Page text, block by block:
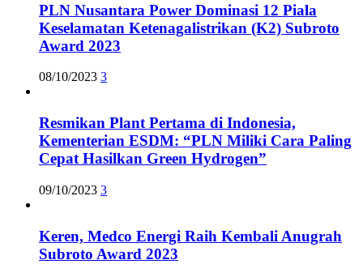
PLN Nusantara Power Dominasi 12 Piala
Keselamatan Ketenagalistrikan (K2) Subroto
Award 2023
08/10/2023 3
Resmikan Plant Pertama di Indonesia,
Kementerian ESDM: “PLN Miliki Cara Paling
Cepat Hasilkan Green Hydrogen”
09/10/2023 3
Keren, Medco Energi Raih Kembali Anugrah
Subroto Award 2023